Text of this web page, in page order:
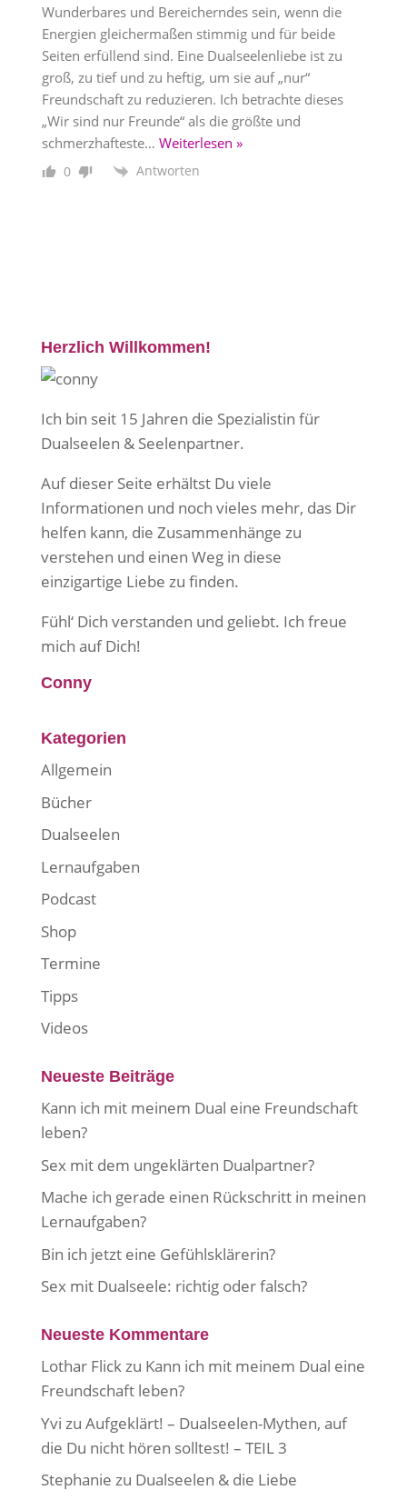
Wunderbares und Bereicherndes sein, wenn die
Energien gleichermaßen stimmig und für beide
Seiten erfüllend sind. Eine Dualseelenliebe ist zu
groß, zu tief und zu heftig, um sie auf „nur“
Freundschaft zu reduzieren. Ich betrachte dieses
„Wir sind nur Freunde“ als die größte und
schmerzhafteste… Weiterlesen »
0 Antworten
Herzlich Willkommen!
Ich bin seit 15 Jahren die Spezialistin für
Dualseelen & Seelenpartner.
Auf dieser Seite erhältst Du viele
Informationen und noch vieles mehr, das Dir
helfen kann, die Zusammenhänge zu
verstehen und einen Weg in diese
einzigartige Liebe zu finden.
Fühl‘ Dich verstanden und geliebt. Ich freue
mich auf Dich!
Conny
Kategorien
Allgemein
Bücher
Dualseelen
Lernaufgaben
Podcast
Shop
Termine
Tipps
Videos
Neueste Beiträge
Kann ich mit meinem Dual eine Freundschaft
leben?
Sex mit dem ungeklärten Dualpartner?
Mache ich gerade einen Rückschritt in meinen
Lernaufgaben?
Bin ich jetzt eine Gefühlsklärerin?
Sex mit Dualseele: richtig oder falsch?
Neueste Kommentare
Lothar Flickzu Kann ich mit meinem Dual eine
Freundschaft leben?
Yvi zu Aufgeklärt! – Dualseelen-Mythen, auf
die Du nicht hören solltest! – TEIL 3
Stephanie zu Dualseelen & die Liebe